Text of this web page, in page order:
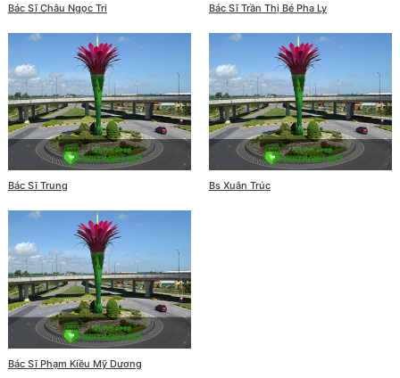
Bác Sĩ Châu Ngọc Tri Bác Sĩ Trần Thị Bé Pha Ly
Bác Sĩ Trung Bs Xuân Trúc
Bác Sĩ Phạm Kiều Mỹ Dương